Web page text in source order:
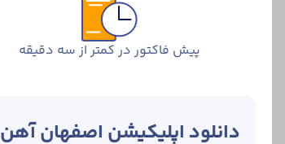
پیش فاکتور در کمتر از سه دقیقه
دانلود اپلیکیشن اصفهان آهن